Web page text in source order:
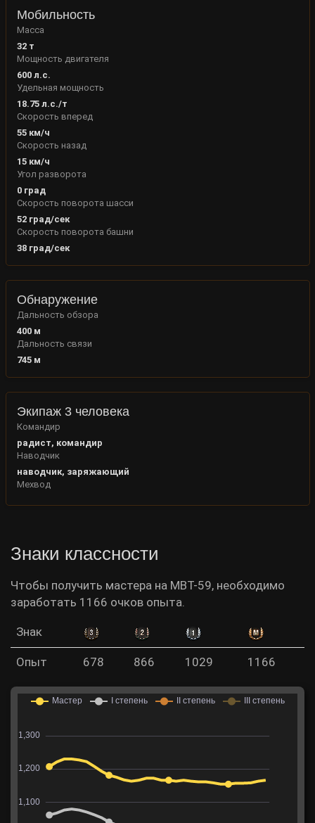
Мобильность
Масса
32т
Мощность двигателя
600л.с.
Удельная мощность
18.75л.с./т
Скорость вперед
55км/ч
Скорость назад
15км/ч
Угол разворота
0град
Скорость поворота шасси
52град/сек
Скорость поворота башни
38град/сек
Обнаружение
Дальность обзора
400м
Дальность связи
745м
Экипаж 3 человека
Командир
радист, командир
Наводчик
наводчик, заряжающий
Мехвод
Знаки классности
Чтобы получить мастера на MBT-59, необходимо
заработать 1166 очков опыта.
Знак
Опыт 678 866 1029 1166